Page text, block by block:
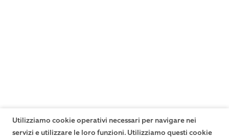
Utilizziamo cookie operativi necessari per navigare nei
servizi e utilizzare le loro funzioni. Utilizziamo questi cookie